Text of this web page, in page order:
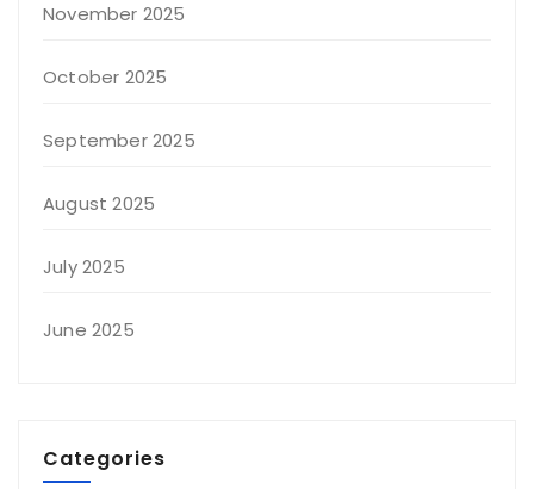
November 2025
October 2025
September 2025
August 2025
July 2025
June 2025
Categories